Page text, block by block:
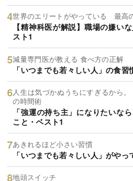
世界のエリートがやっている 最高
【精神科医が解説】職場の嫌い
スト1
減量専門医が教える 食べ方の正解
「いつまでも若々しい人」の食習
人生は気づかぬうちにすぎるから
の時間術
「強運の持ち主」になりたいな
こと・ベスト1
あきれるほど小さい習慣
「いつまでも若々しい人」がや
地頭スイッチ